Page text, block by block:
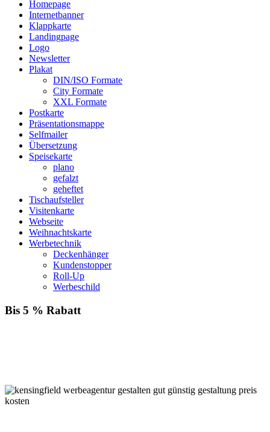
Homepage
Internetbanner
Klappkarte
Landingpage
Logo
Newsletter
Plakat
DIN/ISO Formate
City Formate
XXL Formate
Postkarte
Präsentationsmappe
Selfmailer
Übersetzung
Speisekarte
plano
gefalzt
geheftet
Tischaufsteller
Visitenkarte
Webseite
Weihnachtskarte
Werbetechnik
Deckenhänger
Kundenstopper
Roll-Up
Werbeschild
Bis 5 % Rabatt